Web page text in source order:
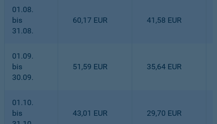
01.08.
bis
31.08.
60,17 EUR 41,58 EUR
01.09.
bis
30.09.
51,59 EUR 35,64 EUR
01.10.
bis
43,01 EUR 29,70 EUR